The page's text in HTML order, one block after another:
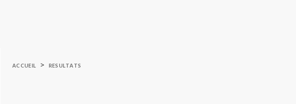
ACCUEIL > RESULTATS